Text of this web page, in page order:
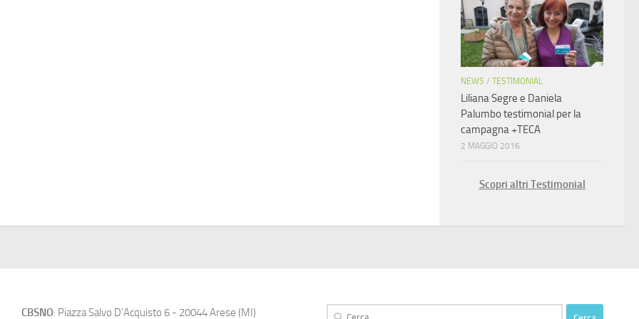
NEWS / TESTIMONIAL
Liliana Segre e Daniela
Palumbo testimonial per la
campagna +TECA
2 MAGGIO 2016
Scopri altri Testimonial
CBSNO: Piazza Salvo D'Acquisto 6 - 20044 Arese (MI) Ricerca